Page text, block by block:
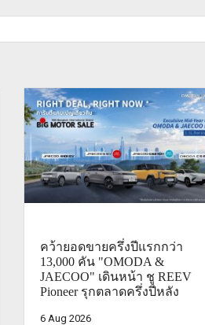
คว้ายอดขายครึ่งปีแรกกว่า
13,000 คัน "OMODA &
JAECOO" เดินหน้า ชู REEV
Pioneer รุกตลาดครึ่งปีหลัง
6 Aug 2026